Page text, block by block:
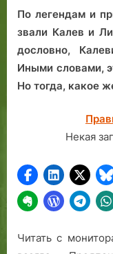
По легендам и
звали Калев и
дословно,
Иными словами,
Но тогда, какое
Некая
Читать с